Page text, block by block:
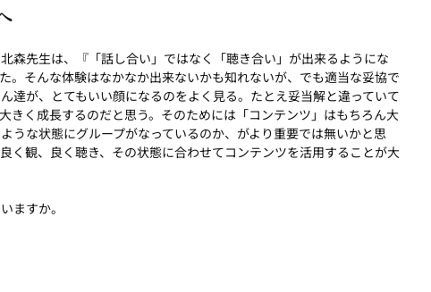
森先生は、『「話し合い」ではなく「聴き合い」が出来るようにな
。そんな体験はなかなか出来ないかも知れないが、でも適当な妥協で
達が、とてもいい顔になるのをよく見る。たとえ妥当解と違っていて
きく成長するのだと思う。そのためには「コンテンツ」はもちろん大
うな状態にグループがなっているのか、がより重要では無いかと思
く観、良く聴き、その状態に合わせてコンテンツを活用することが大
ますか。